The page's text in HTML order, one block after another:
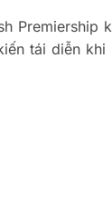
Premiership
tái diễn